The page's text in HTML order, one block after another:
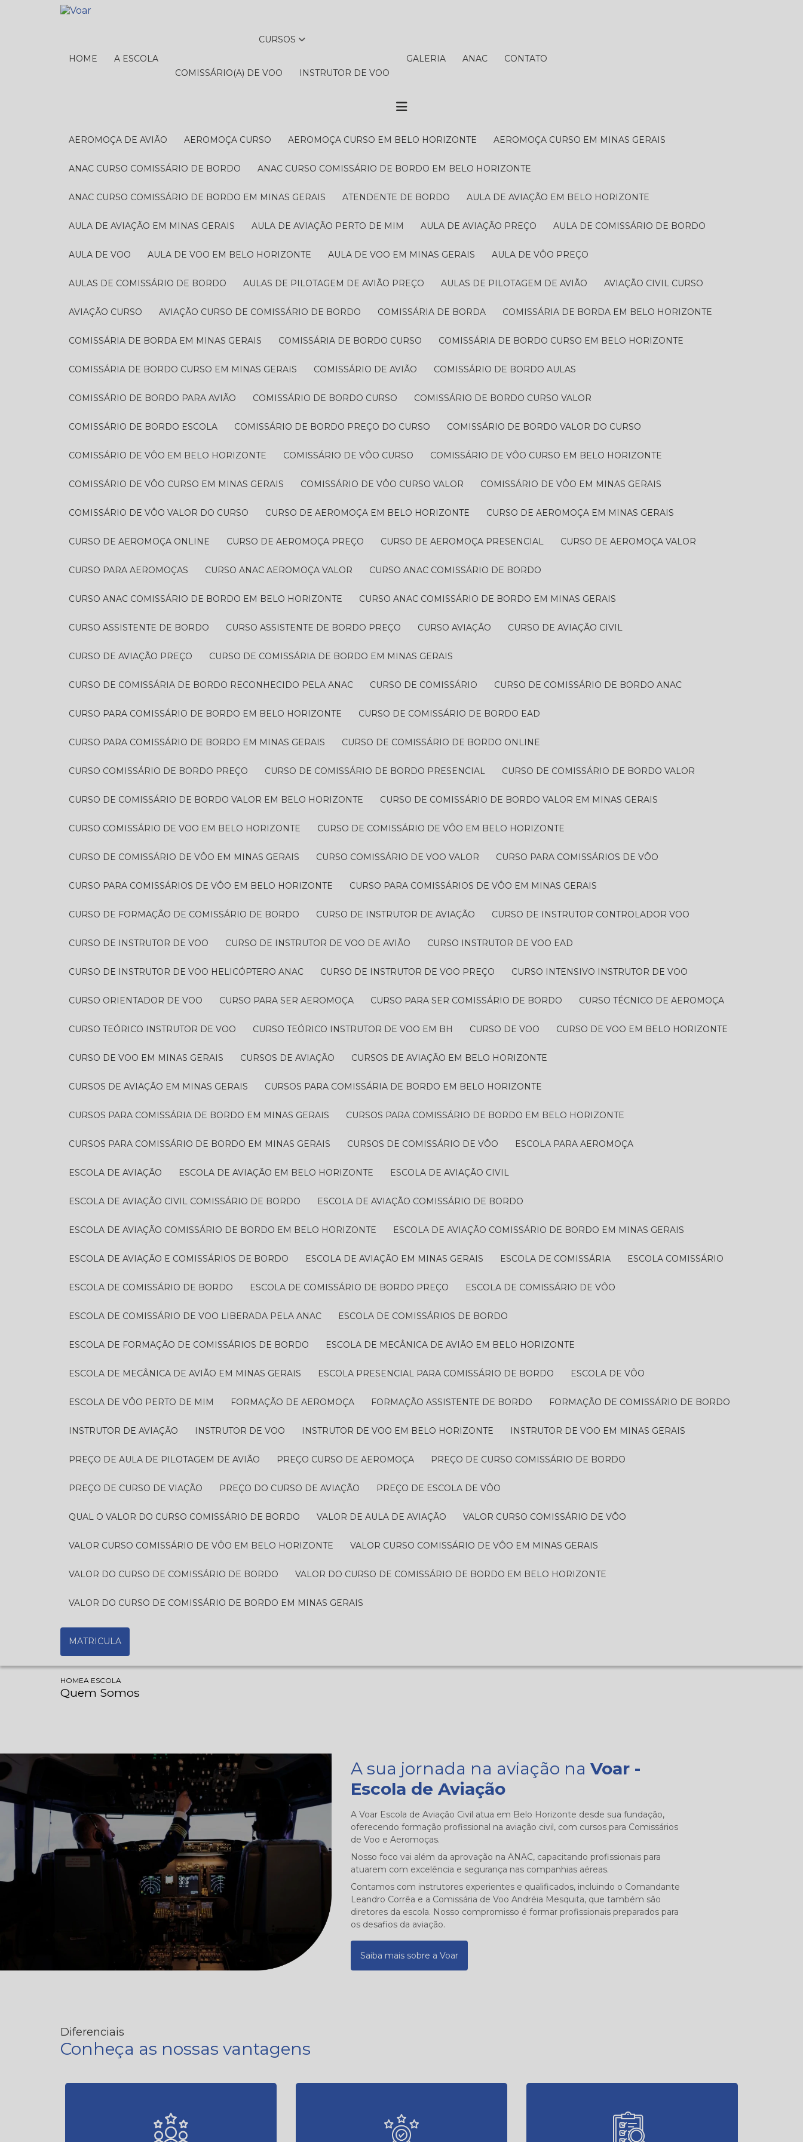
HOME A ESCOLA
CURSOS
COMISSÁRIO(A) DE VOO INSTRUTOR DE VOO
GALERIA ANAC CONTATO
AEROMOÇA DE AVIÃO AEROMOÇA CURSO AEROMOÇA CURSO EM BELO HORIZONTE AEROMOÇA CURSO EM MINAS GERAIS
ANAC CURSO COMISSÁRIO DE BORDO ANAC CURSO COMISSÁRIO DE BORDO EM BELO HORIZONTE
ANAC CURSO COMISSÁRIO DE BORDO EM MINAS GERAIS ATENDENTE DE BORDO AULA DE AVIAÇÃO EM BELO HORIZONTE
AULA DE AVIAÇÃO EM MINAS GERAIS AULA DE AVIAÇÃO PERTO DE MIM AULA DE AVIAÇÃO PREÇO AULA DE COMISSÁRIO DE BORDO​
AULA DE VOO AULA DE VOO EM BELO HORIZONTE AULA DE VOO EM MINAS GERAIS AULA DE VÔO PREÇO
AULAS DE COMISSÁRIO DE BORDO AULAS DE PILOTAGEM DE AVIÃO PREÇO​ AULAS DE PILOTAGEM DE AVIÃO​ AVIAÇÃO CIVIL CURSO
AVIAÇÃO CURSO AVIAÇÃO CURSO DE COMISSÁRIO DE BORDO​ COMISSÁRIA DE BORDA COMISSÁRIA DE BORDA EM BELO HORIZONTE
COMISSÁRIA DE BORDA EM MINAS GERAIS COMISSÁRIA DE BORDO CURSO COMISSÁRIA DE BORDO CURSO EM BELO HORIZONTE
COMISSÁRIA DE BORDO CURSO EM MINAS GERAIS COMISSÁRIO DE AVIÃO COMISSÁRIO DE BORDO AULAS​
COMISSÁRIO DE BORDO PARA AVIÃO COMISSÁRIO DE BORDO CURSO COMISSÁRIO DE BORDO CURSO VALOR​
COMISSÁRIO DE BORDO ESCOLA COMISSÁRIO DE BORDO PREÇO DO CURSO COMISSÁRIO DE BORDO VALOR DO CURSO
COMISSÁRIO DE VÔO EM BELO HORIZONTE COMISSÁRIO DE VÔO CURSO COMISSÁRIO DE VÔO CURSO EM BELO HORIZONTE
COMISSÁRIO DE VÔO CURSO EM MINAS GERAIS COMISSÁRIO DE VÔO CURSO VALOR COMISSÁRIO DE VÔO EM MINAS GERAIS
COMISSÁRIO DE VÔO VALOR DO CURSO CURSO DE AEROMOÇA EM BELO HORIZONTE CURSO DE AEROMOÇA EM MINAS GERAIS
CURSO DE AEROMOÇA ONLINE CURSO DE AEROMOÇA PREÇO CURSO DE AEROMOÇA PRESENCIAL CURSO DE AEROMOÇA VALOR
CURSO PARA AEROMOÇAS CURSO ANAC AEROMOÇA VALOR CURSO ANAC COMISSÁRIO DE BORDO
CURSO ANAC COMISSÁRIO DE BORDO EM BELO HORIZONTE CURSO ANAC COMISSÁRIO DE BORDO EM MINAS GERAIS
CURSO ASSISTENTE DE BORDO CURSO ASSISTENTE DE BORDO PREÇO CURSO AVIAÇÃO CURSO DE AVIAÇÃO CIVIL
CURSO DE AVIAÇÃO PREÇO CURSO DE COMISSÁRIA DE BORDO EM MINAS GERAIS
CURSO DE COMISSÁRIA DE BORDO RECONHECIDO PELA ANAC CURSO DE COMISSÁRIO CURSO DE COMISSÁRIO DE BORDO ANAC
CURSO PARA COMISSÁRIO DE BORDO EM BELO HORIZONTE CURSO DE COMISSÁRIO DE BORDO EAD
CURSO PARA COMISSÁRIO DE BORDO EM MINAS GERAIS CURSO DE COMISSÁRIO DE BORDO ONLINE
CURSO COMISSÁRIO DE BORDO PREÇO​ CURSO DE COMISSÁRIO DE BORDO PRESENCIAL CURSO DE COMISSÁRIO DE BORDO VALOR​
CURSO DE COMISSÁRIO DE BORDO VALOR​ EM BELO HORIZONTE CURSO DE COMISSÁRIO DE BORDO VALOR​ EM MINAS GERAIS
CURSO COMISSÁRIO DE VOO EM BELO HORIZONTE CURSO DE COMISSÁRIO DE VÔO EM BELO HORIZONTE
CURSO DE COMISSÁRIO DE VÔO EM MINAS GERAIS CURSO COMISSÁRIO DE VOO VALOR CURSO PARA COMISSÁRIOS DE VÔO
CURSO PARA COMISSÁRIOS DE VÔO EM BELO HORIZONTE CURSO PARA COMISSÁRIOS DE VÔO EM MINAS GERAIS
CURSO DE FORMAÇÃO DE COMISSÁRIO DE BORDO CURSO DE INSTRUTOR DE AVIAÇÃO CURSO DE INSTRUTOR CONTROLADOR VOO
CURSO DE INSTRUTOR DE VOO CURSO DE INSTRUTOR DE VOO DE AVIÃO CURSO INSTRUTOR DE VOO EAD
CURSO DE INSTRUTOR DE VOO HELICÓPTERO ANAC CURSO DE INSTRUTOR DE VOO PREÇO CURSO INTENSIVO INSTRUTOR DE VOO
CURSO ORIENTADOR DE VOO CURSO PARA SER AEROMOÇA CURSO PARA SER COMISSÁRIO DE BORDO​ CURSO TÉCNICO DE AEROMOÇA
CURSO TEÓRICO INSTRUTOR DE VOO CURSO TEÓRICO INSTRUTOR DE VOO EM BH CURSO DE VOO CURSO DE VOO EM BELO HORIZONTE
CURSO DE VOO EM MINAS GERAIS CURSOS DE AVIAÇÃO CURSOS DE AVIAÇÃO EM BELO HORIZONTE
CURSOS DE AVIAÇÃO EM MINAS GERAIS CURSOS PARA COMISSÁRIA DE BORDO EM BELO HORIZONTE
CURSOS PARA COMISSÁRIA DE BORDO EM MINAS GERAIS CURSOS PARA COMISSÁRIO DE BORDO​ EM BELO HORIZONTE
CURSOS PARA COMISSÁRIO DE BORDO​ EM MINAS GERAIS CURSOS DE COMISSÁRIO DE VÔO ESCOLA PARA AEROMOÇA
ESCOLA DE AVIAÇÃO ESCOLA DE AVIAÇÃO EM BELO HORIZONTE ESCOLA DE AVIAÇÃO CIVIL
ESCOLA DE AVIAÇÃO CIVIL COMISSÁRIO DE BORDO​ ESCOLA DE AVIAÇÃO COMISSÁRIO DE BORDO
ESCOLA DE AVIAÇÃO COMISSÁRIO DE BORDO EM BELO HORIZONTE ESCOLA DE AVIAÇÃO COMISSÁRIO DE BORDO EM MINAS GERAIS
ESCOLA DE AVIAÇÃO E COMISSÁRIOS DE BORDO ESCOLA DE AVIAÇÃO EM MINAS GERAIS ESCOLA DE COMISSÁRIA ESCOLA COMISSÁRIO
ESCOLA DE COMISSÁRIO DE BORDO ESCOLA DE COMISSÁRIO DE BORDO PREÇO​ ESCOLA DE COMISSÁRIO DE VÔO
ESCOLA DE COMISSÁRIO DE VOO LIBERADA PELA ANAC ESCOLA DE COMISSÁRIOS DE BORDO​
ESCOLA DE FORMAÇÃO DE COMISSÁRIOS DE BORDO ESCOLA DE MECÂNICA DE AVIÃO EM BELO HORIZONTE
ESCOLA DE MECÂNICA DE AVIÃO EM MINAS GERAIS ESCOLA PRESENCIAL PARA COMISSÁRIO DE BORDO​ ESCOLA DE VÔO
ESCOLA DE VÔO PERTO DE MIM FORMAÇÃO DE AEROMOÇA FORMAÇÃO ASSISTENTE DE BORDO FORMAÇÃO DE COMISSÁRIO DE BORDO
INSTRUTOR DE AVIAÇÃO INSTRUTOR DE VOO INSTRUTOR DE VOO EM BELO HORIZONTE INSTRUTOR DE VOO EM MINAS GERAIS
PREÇO DE AULA DE PILOTAGEM DE AVIÃO​ PREÇO CURSO DE AEROMOÇA PREÇO DE CURSO COMISSÁRIO DE BORDO
PREÇO DE CURSO DE VIAÇÃO PREÇO DO CURSO DE AVIAÇÃO PREÇO DE ESCOLA DE VÔO
QUAL O VALOR DO CURSO COMISSÁRIO DE BORDO​ VALOR DE AULA DE AVIAÇÃO VALOR CURSO COMISSÁRIO DE VÔO
VALOR CURSO COMISSÁRIO DE VÔO EM BELO HORIZONTE VALOR CURSO COMISSÁRIO DE VÔO EM MINAS GERAIS
VALOR DO CURSO DE COMISSÁRIO DE BORDO​ VALOR DO CURSO DE COMISSÁRIO DE BORDO​ EM BELO HORIZONTE
VALOR DO CURSO DE COMISSÁRIO DE BORDO​ EM MINAS GERAIS
MATRICULA
HOMEA ESCOLA
Quem Somos
A sua jornada na aviação naVoar -
Escola de Aviação
A Voar Escola de Aviação Civil atua em Belo Horizonte desde sua fundação,
oferecendo formação profissional na aviação civil, com cursos para Comissários
de Voo e Aeromoças.
Nosso foco vai além da aprovação na ANAC, capacitando profissionais para
atuarem com excelência e segurança nas companhias aéreas.
Contamos com instrutores experientes e qualificados, incluindo o Comandante
Leandro Corrêa e a Comissária de Voo Andréia Mesquita, que também são
diretores da escola. Nosso compromisso é formar profissionais preparados para
os desafios da aviação.
Saiba mais sobre a Voar
Diferenciais
Conheça as nossas vantagens